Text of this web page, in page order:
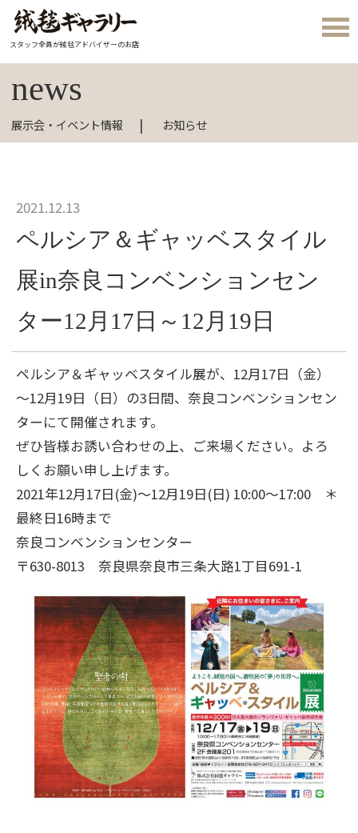
スタッフ全員が絨毯アドバイザーのお店
news
展示会・イベント情報 お知らせ
2021.12.13
ペルシア＆ギャッベスタイル
展in奈良コンベンションセン
ター12月17日～12月19日
ペルシア＆ギャッベスタイル展が、12月17日（金）
～12月19日（日）の3日間、奈良コンベンションセン
ターにて開催されます。
ぜひ皆様お誘い合わせの上、ご来場ください。よろ
しくお願い申し上げます。
2021年12月17日(金)～12月19日(日) 10:00～17:00 ＊
最終日16時まで
奈良コンベンションセンター
〒630-8013 奈良県奈良市三条大路1丁目691-1